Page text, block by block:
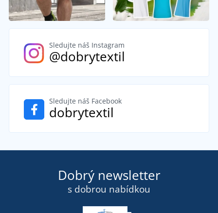
Sledujte náš Instagram
@dobrytextil
Sledujte náš Facebook
dobrytextil
Dobrý newsletter
s dobrou nabídkou